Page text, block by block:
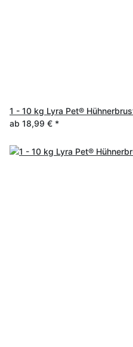
1 - 10 kg Lyra Pet®
ab 18,99 € *